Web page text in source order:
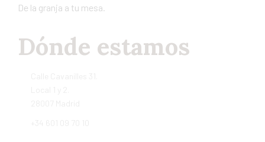
De la granja a tu mesa.
Dónde estamos